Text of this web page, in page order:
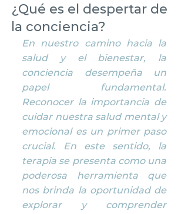
¿Qué es el despertar de
la conciencia?
En nuestro camino hacia la
salud y el bienestar, la
conciencia desempeña un
papel fundamental.
Reconocer la importancia de
cuidar nuestra salud mental y
emocional es un primer paso
crucial. En este sentido, la
terapia se presenta como una
poderosa herramienta que
nos brinda la oportunidad de
explorar y comprender